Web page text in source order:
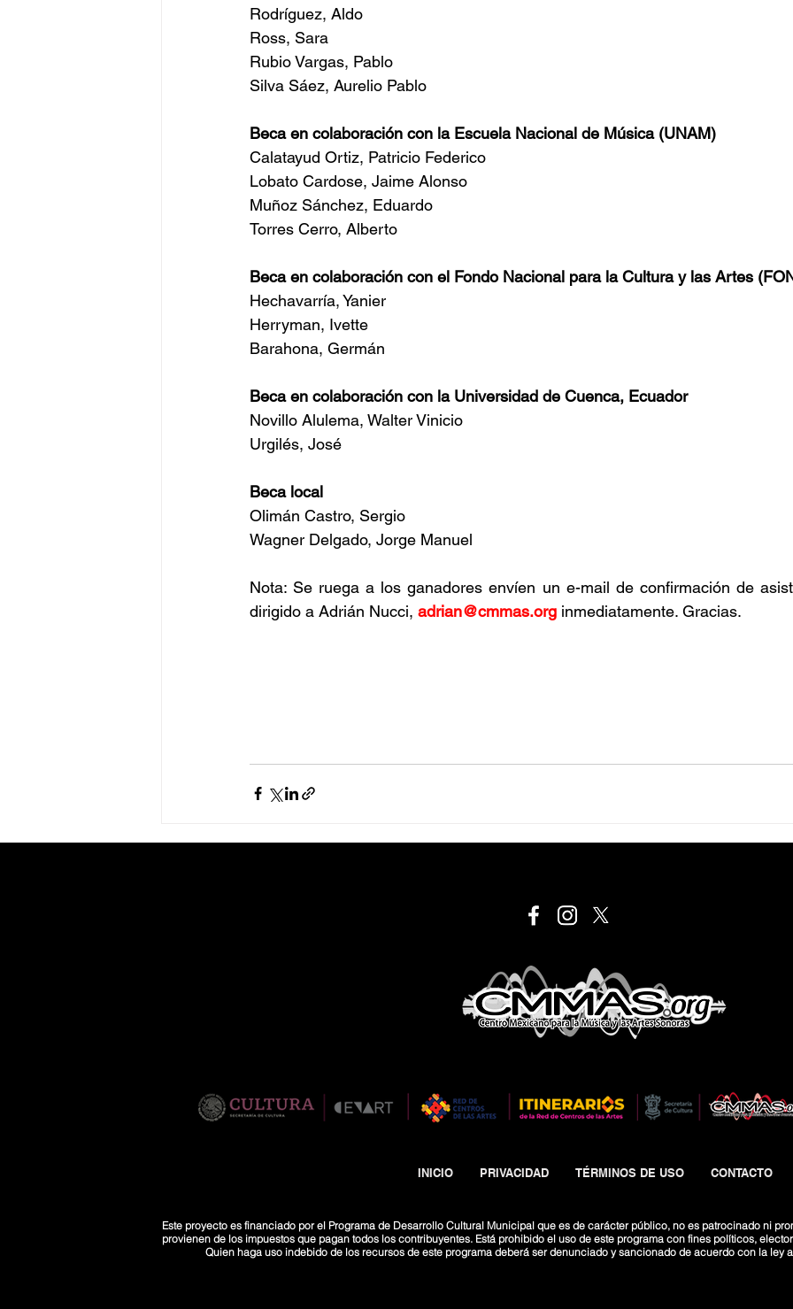
Rodríguez, Aldo
Ross, Sara
Rubio Vargas, Pablo
Silva Sáez, Aurelio Pablo
Beca en colaboración con la Escuela Nacional de Música (UNAM)
Calatayud Ortiz, Patricio Federico
Lobato Cardose, Jaime Alonso
Muñoz Sánchez, Eduardo
Torres Cerro, Alberto
Beca en colaboración con el Fondo Nacional para la Cultura y las Artes
Hechavarría, Yanier
Herryman, Ivette
Barahona, Germán
Beca en colaboración con la Universidad de Cuenca, Ecuador
Novillo Alulema, Walter Vinicio
Urgilés, José
Beca local
Olimán Castro, Sergio
Wagner Delgado, Jorge Manuel
Nota: Se ruega a los ganadores envíen un e-mail de confirmación de
dirigido a Adrián Nucci, adrian@cmmas.org inmediatamente. Gracias.
INICIO PRIVACIDAD TÉRMINOS DE USO CONTACTO
Este proyecto es financiado por el Programa de Desarrollo Cultural Municipal que es de carácter público, no es patrocinado ni
provienen de los impuestos que pagan todos los contribuyentes. Está prohibido el uso de este programa con fines políticos,
Quien haga uso indebido de los recursos de este programa deberá ser denunciado y sancionado de acuerdo con la ley